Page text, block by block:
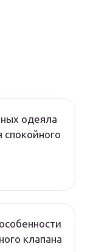
одеяла
клапана